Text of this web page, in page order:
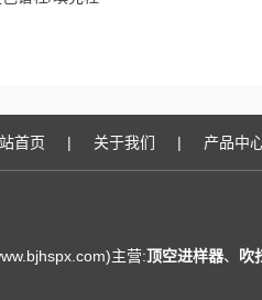
首页 | 关于我们 | 产品中
主营:顶空进样器、 吹